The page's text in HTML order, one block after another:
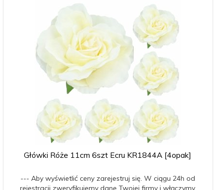
Główki Róże 11cm 6szt Ecru KR1844A [4opak]
--- Aby wyświetlić ceny zarejestruj się. W ciągu 24h od